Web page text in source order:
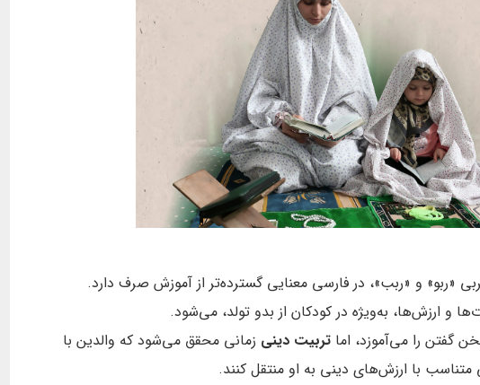
«ربو» و «ربب»، در فارسی معنایی گسترده‌تر از آموزش صرف دارد.
و ارزش‌ها، به‌ویژه در کودکان از بدو تولد، می‌شود.
گفتن را می‌آموزد، اما تربیت دینی زمانی محقق می‌شود که والدین با
با ارزش‌های دینی به او منتقل کنند.